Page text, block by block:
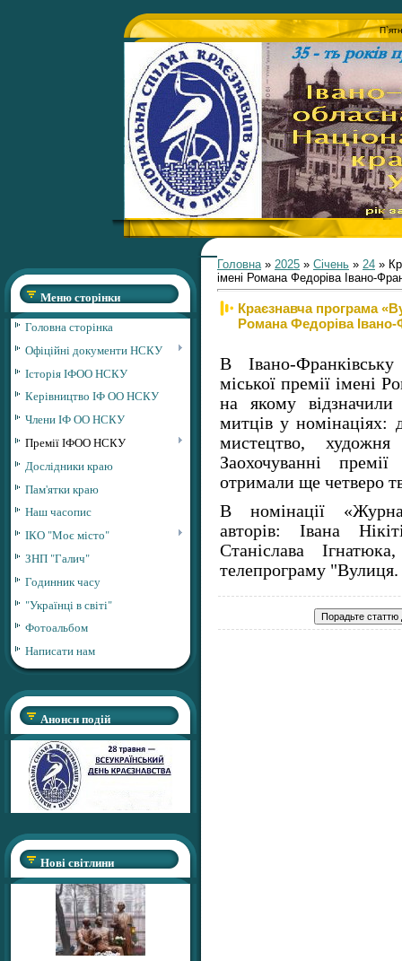
Меню сторінки
Головна сторінка
Офіційні документи НСКУ
Історія ІФОО НСКУ
Керівництво ІФ ОО НСКУ
Члени ІФ ОО НСКУ
Премії ІФОО НСКУ
Дослідники краю
Пам'ятки краю
Наш часопис
ІКО "Моє місто"
ЗНП "Галич"
Годинник часу
"Українці в світі"
Фотоальбом
Написати нам
Анонси подій
Нові світлини
Головна» 2025 » Січень » 24 »
імені Романа Федоріва Івано-
Краєзнавча програма
Романа Федоріва Івано-
В Івано-
міської премії імені
на якому відзначили
митців у номінаціях:
мистецтво, художня
Заохочуванні
отримали ще четверо
В номінації
авторів: Івана
Станіслава
телепрограму "Вулиця.